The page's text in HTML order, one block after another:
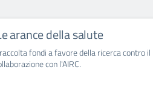
arance della salute
fondi a favore della ricerca contro il
con l'AIRC.